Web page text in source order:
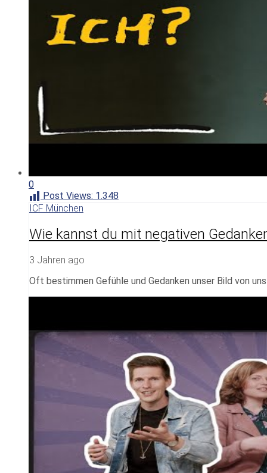
0
Post Views: 1.348
ICF München
Wie kannst du mit negativen
3 Jahren ago
Oft bestimmen Gefühle und Gedanken unser Bild von